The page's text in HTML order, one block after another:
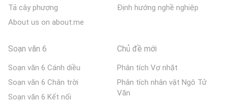
Tả cây phượng
About us on about.me
Định hướng nghề nghiệp
Soạn văn 6
Soạn văn 6 Cánh diều
Soạn văn 6 Chân trời
Soạn văn 6 Kết nối
Chủ đề mới
Phân tích Vợ nhặt
Phân tích nhân vật Ngô Tử
Văn